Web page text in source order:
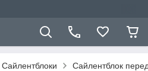
Сайлентблоки Сайлентблок